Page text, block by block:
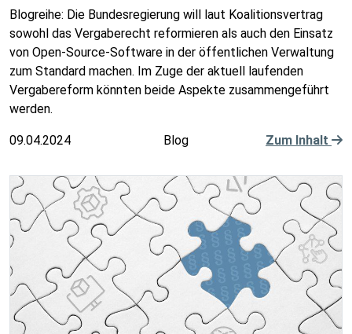
Blogreihe: Die Bundesregierung will laut Koalitionsvertrag
sowohl das Vergaberecht reformieren als auch den Einsatz
von Open-Source-Software in der öffentlichen Verwaltung
zum Standard machen. Im Zuge der aktuell laufenden
Vergabereform könnten beide Aspekte zusammengeführt
werden.
09.04.2024 Blog Zum Inhalt